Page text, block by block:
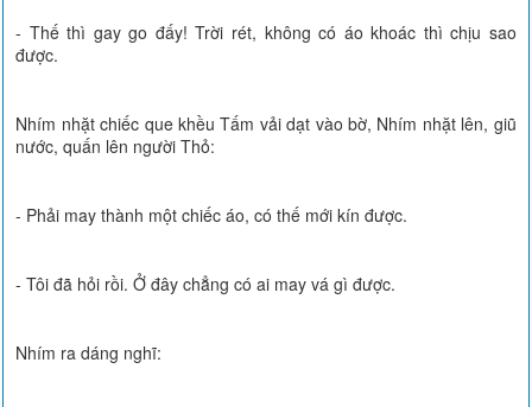
- Thế thì gay go đấy! Trời rét, không có áo khoác thì chịu sao
được.
Nhím nhặt chiếc que khều Tấm vải dạt vào bờ, Nhím nhặt lên, giũ
nước, quấn lên người Thỏ:
- Phải may thành một chiếc áo, có thế mới kín được.
- Tôi đã hỏi rồi. Ở đây chẳng có ai may vá gì được.
Nhím ra dáng nghĩ: